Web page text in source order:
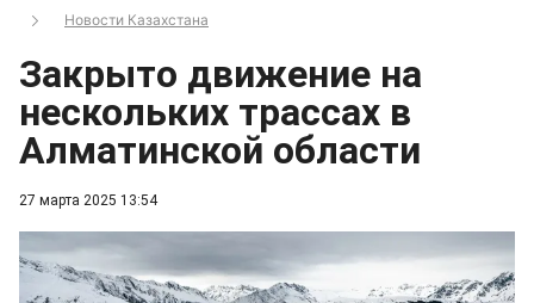
Новости Казахстана
27 марта 2025 13:54
Закрыто движение на
нескольких трассах в
Алматинской области